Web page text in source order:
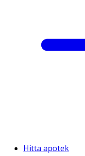
Hitta apotek